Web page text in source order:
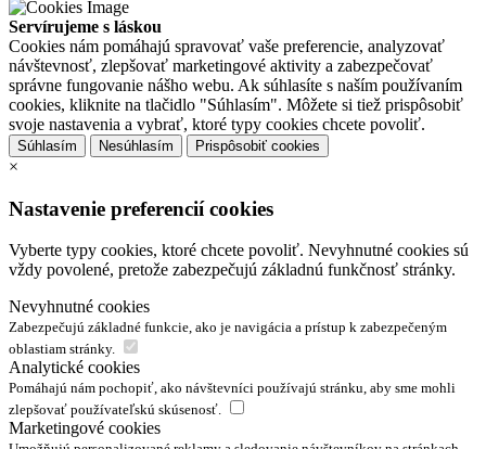
Servírujeme s láskou
Cookies nám pomáhajú spravovať vaše preferencie, analyzovať
návštevnosť, zlepšovať marketingové aktivity a zabezpečovať
správne fungovanie nášho webu. Ak súhlasíte s naším používaním
cookies, kliknite na tlačidlo "Súhlasím". Môžete si tiež prispôsobiť
svoje nastavenia a vybrať, ktoré typy cookies chcete povoliť.
Súhlasím Nesúhlasím Prispôsobiť cookies
×
Nastavenie preferencií cookies
Vyberte typy cookies, ktoré chcete povoliť. Nevyhnutné cookies sú
vždy povolené, pretože zabezpečujú základnú funkčnosť stránky.
Nevyhnutné cookies
Zabezpečujú základné funkcie, ako je navigácia a prístup k zabezpečeným
oblastiam stránky.
Analytické cookies
Pomáhajú nám pochopiť, ako návštevníci používajú stránku, aby sme mohli
zlepšovať používateľskú skúsenosť.
Marketingové cookies